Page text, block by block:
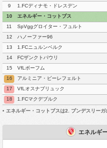
9
1.FCディナモ・ドレスデン
10
エネルギー・コットブス
11
SpVggグロイター・フュルト
12
ハノーファー96
13
1.FCニュルンベルク
14
FCザンクトパウリ
15
VfLボーフム
16
アルミニア・ビーレフェルト
17
VfLオスナブリュック
18
1.FCマクデブルク
• エネルギー・コットブスは2. ブンデスリー
エネルギ